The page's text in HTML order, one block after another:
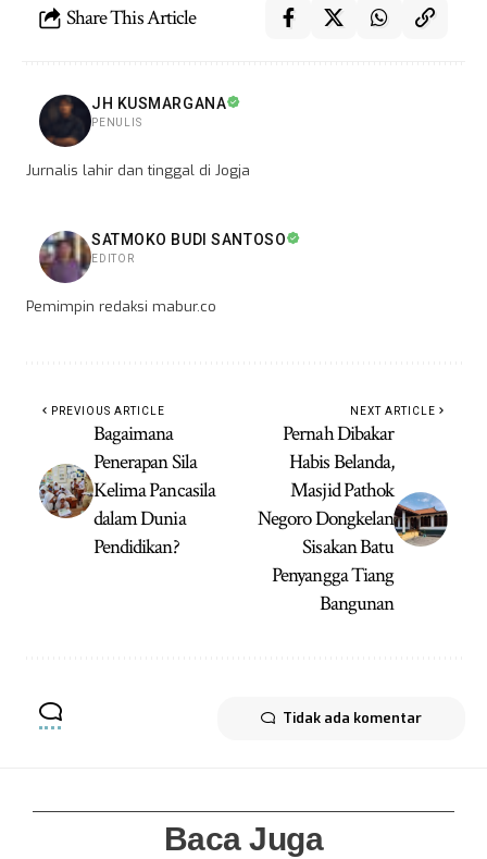
Share This Article
JH KUSMARGANA
PENULIS
Jurnalis lahir dan tinggal di Jogja
SATMOKO BUDI SANTOSO
EDITOR
Pemimpin redaksi mabur.co
PREVIOUS ARTICLE
Bagaimana
Penerapan Sila
Kelima Pancasila
dalam Dunia
Pendidikan?
NEXT ARTICLE
Pernah Dibakar
Habis Belanda,
Masjid Pathok
Negoro Dongkelan
Sisakan Batu
Penyangga Tiang
Bangunan
Tidak ada komentar
Baca Juga